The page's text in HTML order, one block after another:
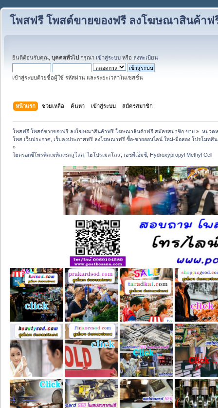
โพสฟรี โพสต์ขายของฟรี ลงโฆษณาสินค้า
ยินดีต้อนรับคุณ, บุคคลทั่วไป กรุณา เข้าสู่ระบบ หรือ ลงทะเบียน
เข้าสู่ระบบด้วยชื่อผู้ใช้ รหัสผ่าน และระยะเวลาในเซสชั่น
หน้าแรก ช่วยเหลือ ค้นหา เข้าสู่ระบบ สมัครสมาชิก
โพสฟรี โพสต์ขายของฟรี ลงโฆษณาสินค้าฟรี โฆษณาสินค้าฟรี สมัครสมาชิก ขาย » หมวด
โพส เว็บประกาศ, เว็บลงประกาศฟรี ลงโฆษณาฟรี ซื้อ-ขายออนไลน์ ใหม่-มือสอง โปรโมทสิ
»
ไฮดรอกซีโพรพิลเมทิลเซลลูโลส, ไฮโปรเมลโลส, เอชพีเอ็มซี, Hydroxypropyl Methyl Cell